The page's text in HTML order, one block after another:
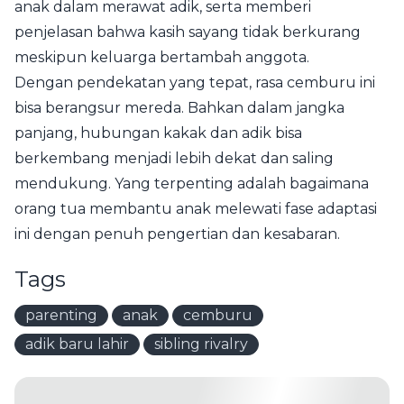
anak dalam merawat adik, serta memberi
penjelasan bahwa kasih sayang tidak berkurang
meskipun keluarga bertambah anggota.
Dengan pendekatan yang tepat, rasa cemburu ini
bisa berangsur mereda. Bahkan dalam jangka
panjang, hubungan kakak dan adik bisa
berkembang menjadi lebih dekat dan saling
mendukung. Yang terpenting adalah bagaimana
orang tua membantu anak melewati fase adaptasi
ini dengan penuh pengertian dan kesabaran.
Tags
parenting anak
cemburu
adik baru lahir
sibling rivalry